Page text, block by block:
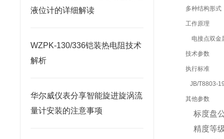
液位计的详细解读
WZPK-130/336铠装热电阻技术
解析
华尔威仪表分享智能旋进旋涡流
量计安装的注意事项
多种结构形式
工作原理
电接点双金
技术参数
执行标准
JB/T8803-
其他参数
标度盘
精度等